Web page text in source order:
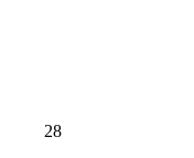
28